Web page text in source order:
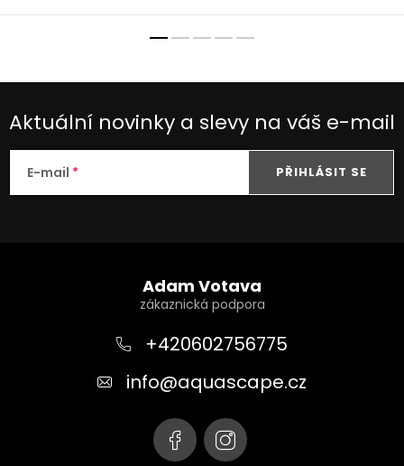
Aktuální novinky a slevy na váš e-mail
E-mail PŘIHLÁSIT SE
Adam Votava
+420602756775
info@aquascape.cz